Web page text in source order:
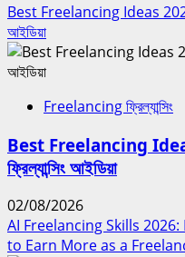
Best Freelancing Ideas 2026:
আইডিয়া
Freelancing ফ্রিল্যান্সিং
Best Freelancing Ideas
ফ্রিল্যান্সিং আইডিয়া
02/08/2026
AI Freelancing Skills
to Earn More as a